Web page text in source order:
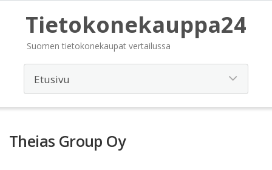
Tietokonekauppa24
Suomen tietokonekaupat vertailussa
Theias Group Oy